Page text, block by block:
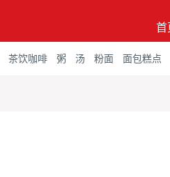
首
茶饮咖啡 粥 汤 粉面 面包糕点